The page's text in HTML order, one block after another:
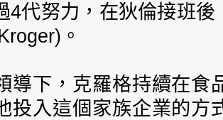
4代努力，在狄倫接班
。
導下，克羅格持續在食
投入這個家族企業的方